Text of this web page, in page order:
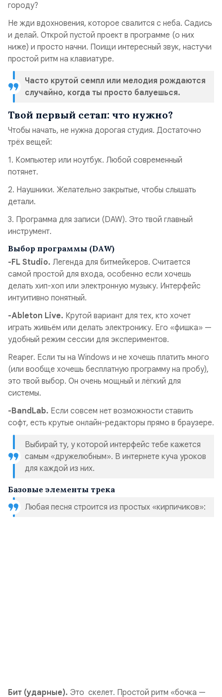
городу?
Не жди вдохновения, которое свалится с неба. Садись
и делай. Открой пустой проект в программе (о них
ниже) и просто начни. Поищи интересный звук, настучи
простой ритм на клавиатуре.
Часто крутой семпл или мелодия рождаются
случайно, когда ты просто балуешься.
Твой первый сетап: что нужно?
Чтобы начать, не нужна дорогая студия. Достаточно
трёх вещей:
1. Компьютер или ноутбук. Любой современный
потянет.
2. Наушники. Желательно закрытые, чтобы слышать
детали.
3. Программа для записи (DAW). Это твой главный
инструмент.
Выбор программы (DAW)
-FL Studio. Легенда для битмейкеров. Считается
самой простой для входа, особенно если хочешь
делать хип-хоп или электронную музыку. Интерфейс
интуитивно понятный.
-Ableton Live. Крутой вариант для тех, кто хочет
играть живьём или делать электронику. Его «фишка» —
удобный режим сессии для экспериментов.
Reaper. Если ты на Windows и не хочешь платить много
(или вообще хочешь бесплатную программу на пробу),
это твой выбор. Он очень мощный и лёгкий для
системы.
-BandLab. Если совсем нет возможности ставить
софт, есть крутые онлайн-редакторы прямо в браузере.
Выбирай ту, у которой интерфейс тебе кажется
самым «дружелюбным». В интернете куча уроков
для каждой из них.
Базовые элементы трека
Любая песня строится из простых «кирпичиков»:
Бит (ударные). Это скелет. Простой ритм «бочка —